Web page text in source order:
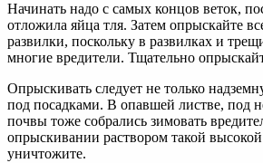
Начинать надо с самых концов веток,
отложила яйца тля. Затем опрыскайте
развилки, поскольку в развилках и
многие вредители. Тщательно
Опрыскивать следует не только
под посадками. В опавшей листве, под
почвы тоже собрались зимовать
опрыскивании раствором такой
уничтожите.